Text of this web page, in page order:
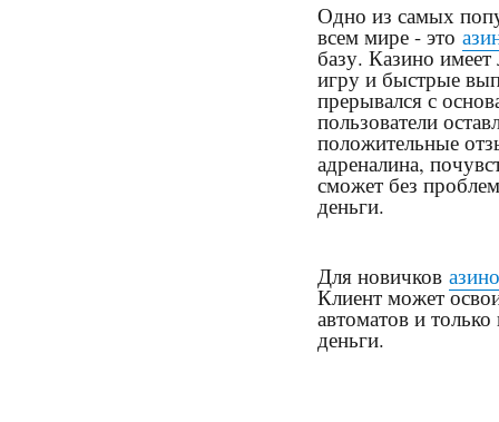
Одно из самых
всем мире - это
базу. Казино
игру и быстрые
прерывался с
пользователи
положительные
адреналина,
сможет без
деньги.
Для новичков
Клиент может
автоматов и
деньги.